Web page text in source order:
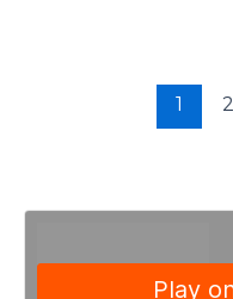
1 2